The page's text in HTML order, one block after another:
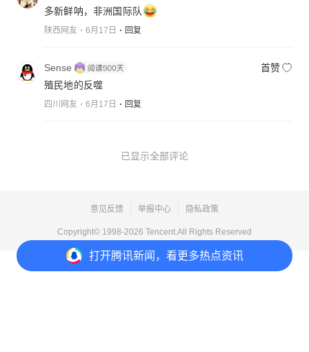
打开腾讯新闻，看更多热点资讯
多新鲜呐，非洲国际队
陕西网友 6月17日 回复
Sense
首赞
殖民地的反噬
四川网友 6月17日 回复
已显示全部评论
意见反馈 举报中心 隐私政策
Copyright© 1998-2026 Tencent.All Rights Reserved